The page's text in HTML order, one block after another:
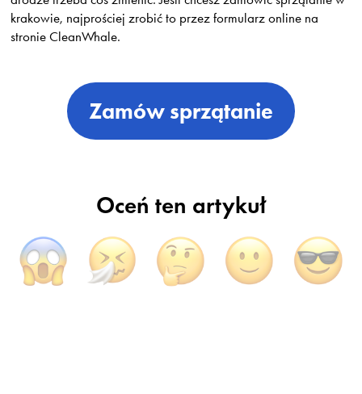
krakowie, najprościej zrobić to przez formularz online na
stronie CleanWhale.
Zamów sprzątanie
Oceń ten artykuł